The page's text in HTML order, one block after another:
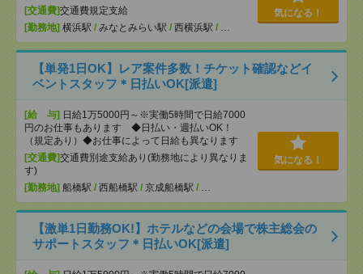
[交通費]交通費規定支給
[勤務地] 横浜駅 / みなとみらい駅 / 西横浜駅 / …
気になる！
【単発1日OK】レア案件多数！チケット確認などイ
ベントスタッフ＊日払いOK[派遣]
[給 与] 日給1万5000円～※実働5時間で日給7000
円のお仕事もあります ◆日払い・週払いOK！
（規定あり）◆お仕事によって日給も異なります
[交通費]交通費別途支給あり(勤務地により異なりま
す)
[勤務地] 船橋駅 / 西船橋駅 / 京成船橋駅 / …
気になる！
【激単1日勤務OK!】ホテルなどの会場で株主総会の
サポートスタッフ＊日払いOK[派遣]